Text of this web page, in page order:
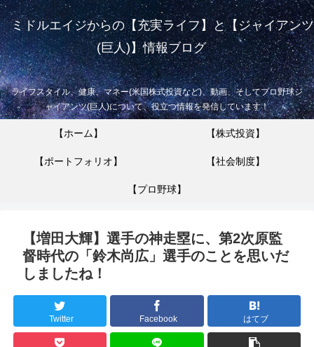
ミドルエイジからの【充実ライフ】と【ジャイアンツ
(巨人)】情報ブログ
ライフスタイル、健康、マネー(米国株式投資など)、動画、そしてプロ野球ジ
ャイアンツ(巨人)について、役立つ情報を発信しています！
【ホーム】 【株式投資】
【ポートフォリオ】 【社会制度】
【プロ野球】
【増田大輝】選手の神走塁に、第2次原監
督時代の「鈴木尚広」選手のことを思いだ
しましたね！
Twitter Facebook はてブ